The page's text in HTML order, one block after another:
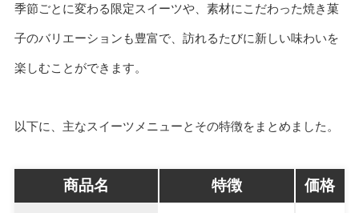
季節ごとに変わる限定スイーツや、素材にこだわった焼き菓
子のバリエーションも豊富で、訪れるたびに新しい味わいを
楽しむことができます。
以下に、主なスイーツメニューとその特徴をまとめました。
商品名 特徴 価格